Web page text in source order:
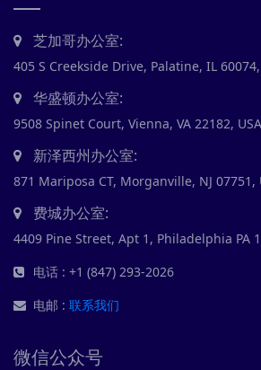
芝加哥办公室:
405 S Creekside Drive, Palatine, IL
华盛顿办公室:
9508 Spinet Court, Vienna, VA 22182, USA
新泽西州办公室:
871 Mariposa CT, Morganville, NJ 07751,
费城办公室:
4409 Pine Street, Apt 1, Philadelphia PA
电话 : +1 (847) 293-2026
电邮 : 联系我们
微信公众号